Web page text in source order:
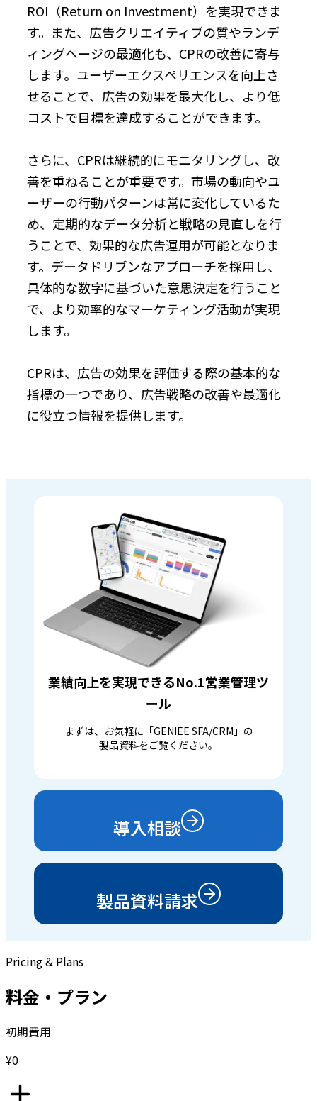
ROI（Return on Investment）を実現できま
す。また、広告クリエイティブの質やランデ
ィングページの最適化も、CPRの改善に寄与
します。ユーザーエクスペリエンスを向上さ
せることで、広告の効果を最大化し、より低
コストで目標を達成することができます。
さらに、CPRは継続的にモニタリングし、改
善を重ねることが重要です。市場の動向やユ
ーザーの行動パターンは常に変化しているた
め、定期的なデータ分析と戦略の見直しを行
うことで、効果的な広告運用が可能となりま
す。データドリブンなアプローチを採用し、
具体的な数字に基づいた意思決定を行うこと
で、より効率的なマーケティング活動が実現
します。
CPRは、広告の効果を評価する際の基本的な
指標の一つであり、広告戦略の改善や最適化
に役立つ情報を提供します。
業績向上を実現できるNo.1営業管理ツ
ール
まずは、お気軽に「GENIEE SFA/CRM」の
製品資料をご覧ください。
導入相談
製品資料請求
Pricing & Plans
料金・プラン
初期費用
¥0